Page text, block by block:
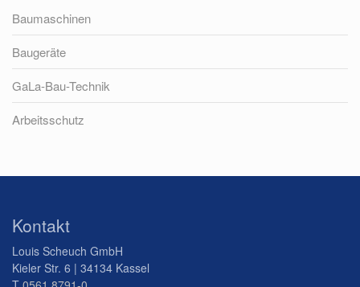
Baumaschinen
Baugeräte
GaLa-Bau-Technik
Arbeitsschutz
Kontakt
Louis Scheuch GmbH
Kieler Str. 6 | 34134 Kassel